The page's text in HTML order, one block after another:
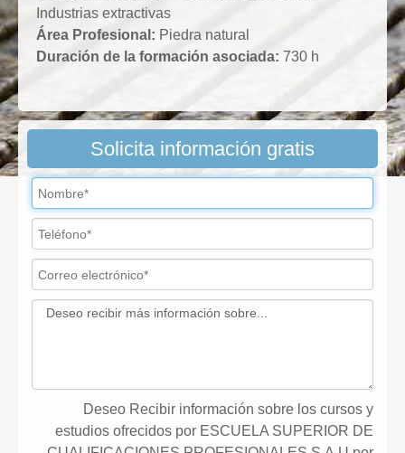
Industrias extractivas
Área Profesional: Piedra natural
Duración de la formación asociada: 730 h
Solicita información gratis
Deseo Recibir información sobre los cursos y
estudios ofrecidos por ESCUELA SUPERIOR DE